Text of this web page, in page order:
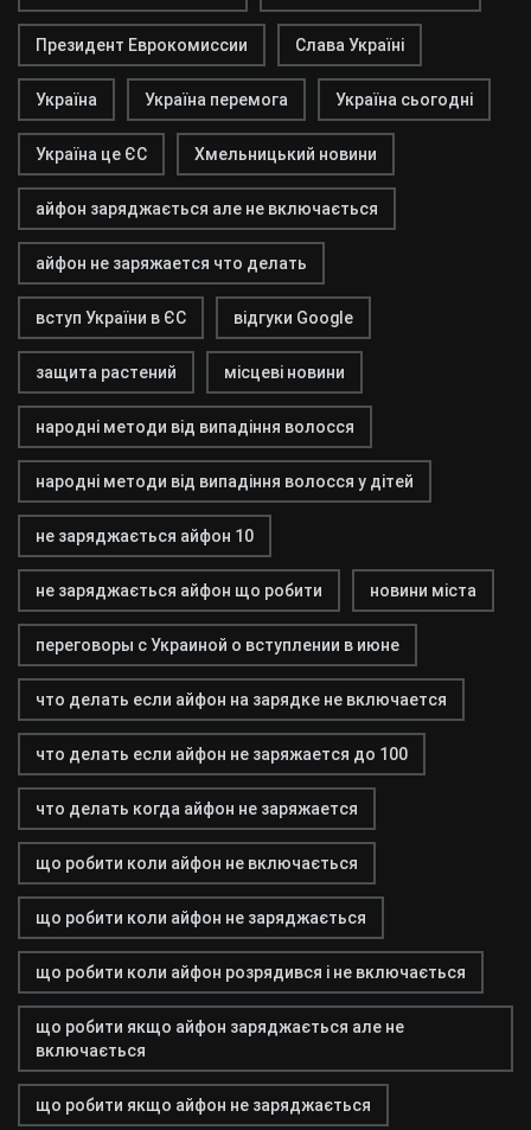
Президент Еврокомиссии Слава Україні
Україна Україна перемога Україна сьогодні
Україна це ЄС Хмельницький новини
айфон заряджається але не включається
айфон не заряжается что делать
вступ України в ЄС відгуки Google
защита растений місцеві новини
народні методи від випадіння волосся
народні методи від випадіння волосся у дітей
не заряджається айфон 10
не заряджається айфон що робити новини міста
переговоры с Украиной о вступлении в июне
что делать если айфон на зарядке не включается
что делать если айфон не заряжается до 100
что делать когда айфон не заряжается
що робити коли айфон не включається
що робити коли айфон не заряджається
що робити коли айфон розрядився і не включається
що робити якщо айфон заряджається але не
включається
що робити якщо айфон не заряджається